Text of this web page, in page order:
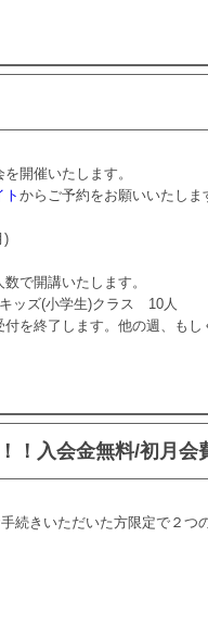
開催いたします。
トからご予約をお願いいたしま
)
で開講いたします。
ッズ(小学生)クラス 10人
を終了します。他の週、もし
！入会金無料/初月会
続きいただいた方限定で２つ